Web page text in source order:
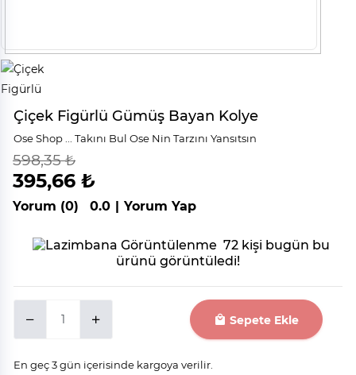
Çiçek Figürlü Gümüş Bayan Kolye
Ose Shop ... Takını Bul Ose Nin Tarzını Yansıtsın
%34
indirim
598,35 ₺
395,66 ₺
Yorum (0) 0.0 | Yorum Yap
72 kişi bugün bu
ürünü görüntüledi!
Sepete Ekle
En geç 3 gün içerisinde kargoya verilir.